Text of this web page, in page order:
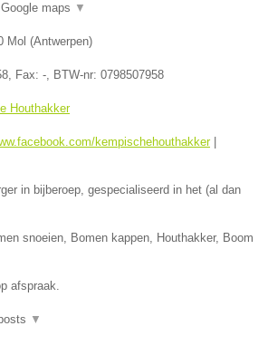
Google maps ▼
Mol (Antwerpen)
, Fax: -, BTW-nr: 0798507958
Houthakker
kempischehouthakker|
in bijberoep, gespecialiseerd in het (al dan
snoeien, Bomen kappen, Houthakker, Boom
afspraak.
▼